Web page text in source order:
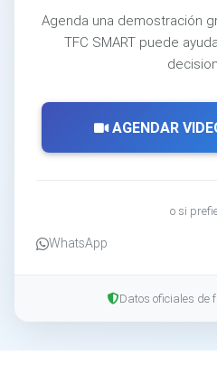
Agenda una demostración
TFC SMART puede
AGENDAR
o si
WhatsApp
Datos oficiales de